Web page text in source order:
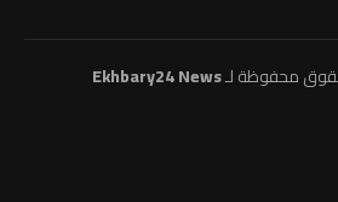
Ekhbary24 News